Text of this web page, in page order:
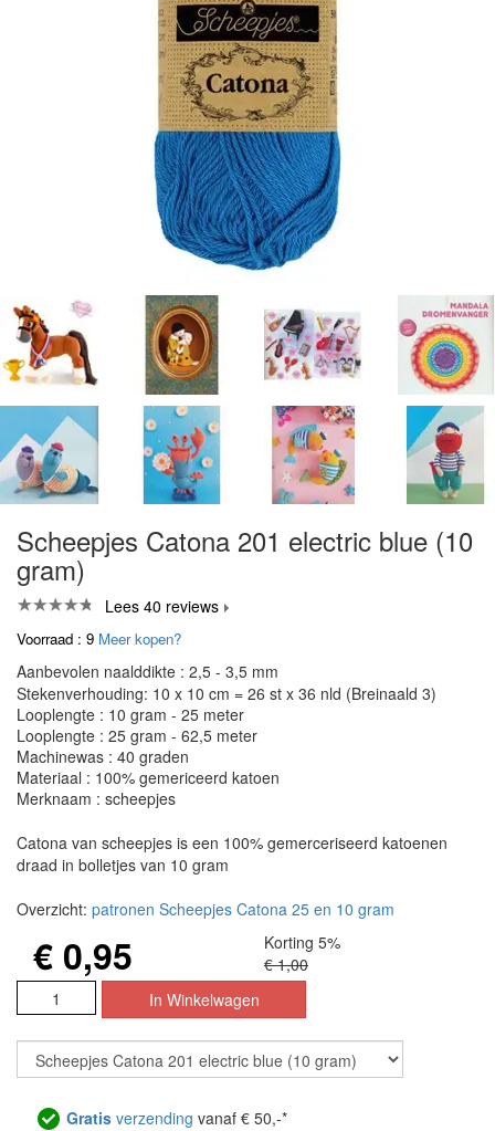
Scheepjes Catona 201 electric blue (10
gram)
Lees 40 reviews
Voorraad : 9 Meer kopen?
Aanbevolen naalddikte : 2,5 - 3,5 mm
Stekenverhouding: 10 x 10 cm = 26 st x 36 nld (Breinaald 3)
Looplengte : 10 gram - 25 meter
Looplengte : 25 gram - 62,5 meter
Machinewas : 40 graden
Materiaal : 100% gemericeerd katoen
Merknaam : scheepjes
Catona van scheepjes is een 100% gemerceriseerd katoenen
draad in bolletjes van 10 gram
Overzicht: patronen Scheepjes Catona 25 en 10 gram
€ 0,95
Korting 5%
€ 1,00
Gratis verzending vanaf € 50,-*